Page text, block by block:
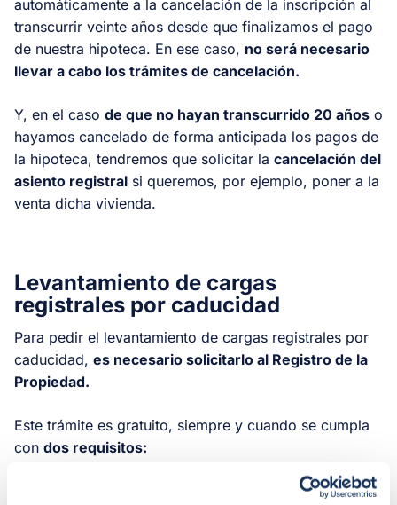
automáticamente a la cancelación de la inscripción al
transcurrir veinte años desde que finalizamos el pago
de nuestra hipoteca. En ese caso, no será necesario
llevar a cabo los trámites de cancelación.
Y, en el caso de que no hayan transcurrido 20 años o
hayamos cancelado de forma anticipada los pagos de
la hipoteca, tendremos que solicitar la cancelación del
asiento registral si queremos, por ejemplo, poner a la
venta dicha vivienda.
Levantamiento de cargas
registrales por caducidad
Para pedir el levantamiento de cargas registrales por
caducidad, es necesario solicitarlo al Registro de la
Propiedad.
Este trámite es gratuito, siempre y cuando se cumpla
con dos requisitos:
1. Que de dicho procedimiento se encargue el mismo